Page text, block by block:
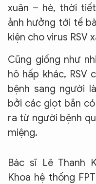
xuân – hè, thời
ảnh hưởng tới tế
kiện cho virus RSV
Cũng giống như
hô hấp khác, RSV
bệnh sang người
bởi các giọt bắn
ra từ người bệnh
miệng.
Bác sĩ Lê Thanh
Khoa hệ thống